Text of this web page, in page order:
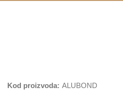
Kod proizvoda: ALUBOND